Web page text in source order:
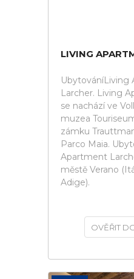
LIVING
UbytováníLiving
Larcher. Living
se nachází ve
muzea
zámku
Parco Maia.
Apartment
městě Verano
Adige).
OVĚŘIT